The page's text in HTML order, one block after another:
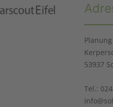
53937
Tel.: